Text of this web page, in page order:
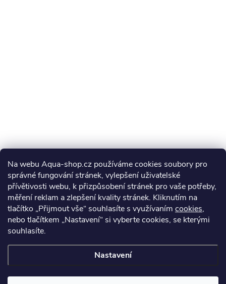
Na webu Aqua-shop.cz používáme cookies soubory pro
správné fungování stránek, vylepšení uživatelské
přívětivosti webu, k přizpůsobení stránek pro vaše potřeby,
měření reklam a zlepšení kvality stránek. Kliknutím na
tlačítko „Přijmout vše“ souhlasíte s využívaním cookies,
nebo tlačítkem „Nastavení“ si vyberte cookies, se kterými
souhlasíte.
Nastavení